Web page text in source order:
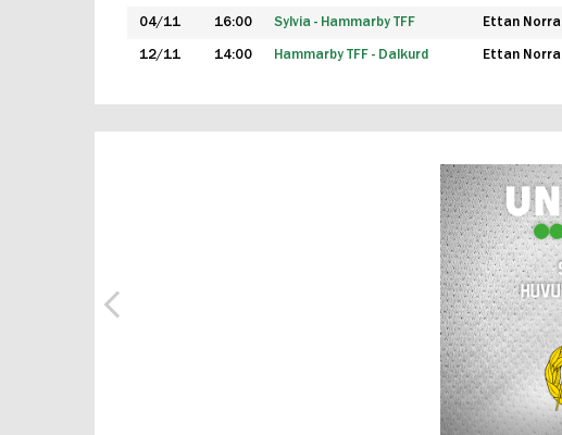
04/11 16:00 Sylvia - Hammarby TFF Ettan Norra
12/11 14:00 Hammarby TFF - Dalkurd Ettan Norra